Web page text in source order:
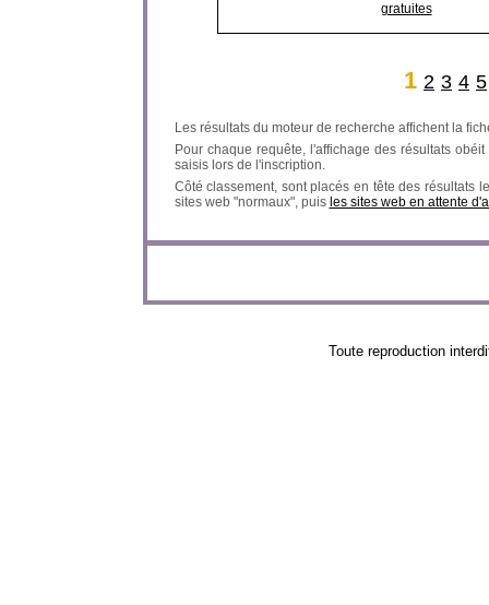
gratuites
1 2 3 4 5
Les résultats du moteur de recherche affichent la
Pour chaque requête, l'affichage des résultats
saisis lors de l'inscription.
Côté classement, sont placés en tête des résultats
sites web "normaux", puis les sites web en attente
Toute reproduction